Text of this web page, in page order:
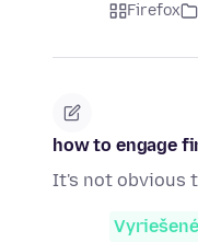
Firefox
how to engage
It's not obvious
Vyriešené